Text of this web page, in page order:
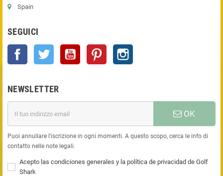
Spain
SEGUICI
Facebook Twitter YouTube Pinterest
NEWSLETTER
OK
Puoi annullare l'iscrizione in ogni momenti. A questo scopo, cerca le info di
contatto nelle note legali.
Acepto las condiciones generales y la política de privacidad de Golf
Shark